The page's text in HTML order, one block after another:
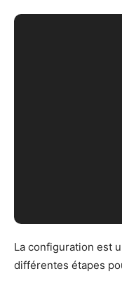
La configuration est
différentes étapes